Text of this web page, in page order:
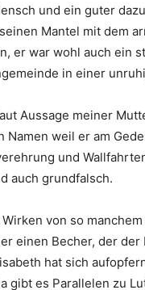
und ein guter
Mantel mit dem
er war wohl auch ein
in einer
Aussage meiner
Namen weil er am
und
auch grundfalsch.
von so
einen Becher, der
hat sich
gibt es Parallelen zu